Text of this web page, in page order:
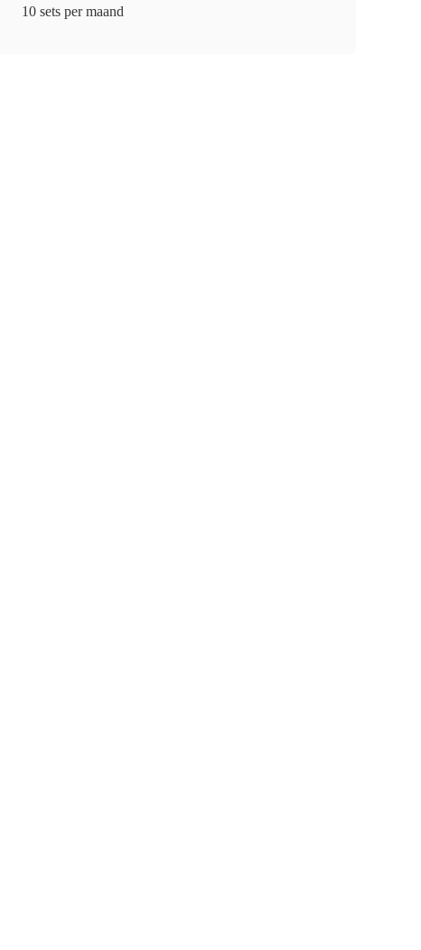
10 sets per maand